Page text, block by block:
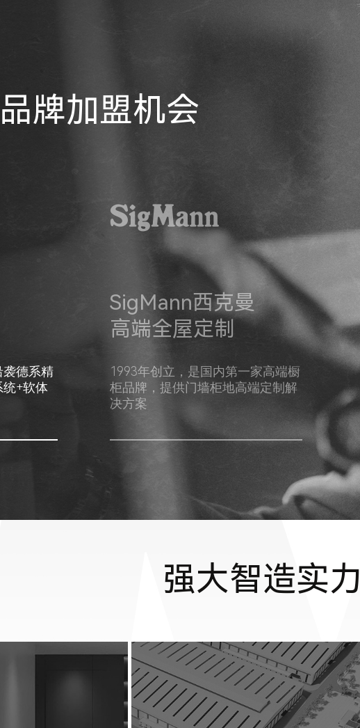
牌加盟机会
德系精
+软体
SigMann西克曼
高端全屋定制
1993年创立，是国内第一家高端橱
柜品牌，提供门墙柜地高端定制解
决方案
强大智造实力